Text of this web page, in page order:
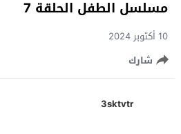
مسلسل الطفل الحلقة 7
10 أكتوبر 2024
شارك
3sktvtr